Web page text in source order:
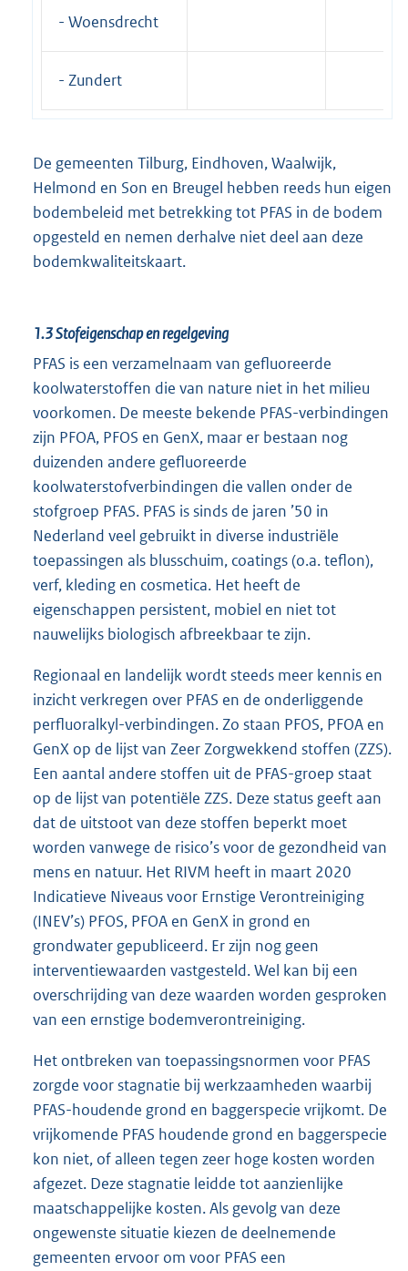
- Woensdrecht
- Zundert
De gemeenten Tilburg, Eindhoven, Waalwijk,
Helmond en Son en Breugel hebben reeds hun eigen
bodembeleid met betrekking tot PFAS in de bodem
opgesteld en nemen derhalve niet deel aan deze
bodemkwaliteitskaart.
1.3Stofeigenschap en regelgeving
PFAS is een verzamelnaam van gefluoreerde
koolwaterstoffen die van nature niet in het milieu
voorkomen. De meeste bekende PFAS-verbindingen
zijn PFOA, PFOS en GenX, maar er bestaan nog
duizenden andere gefluoreerde
koolwaterstofverbindingen die vallen onder de
stofgroep PFAS. PFAS is sinds de jaren ’50 in
Nederland veel gebruikt in diverse industriële
toepassingen als blusschuim, coatings (o.a. teflon),
verf, kleding en cosmetica. Het heeft de
eigenschappen persistent, mobiel en niet tot
nauwelijks biologisch afbreekbaar te zijn.
Regionaal en landelijk wordt steeds meer kennis en
inzicht verkregen over PFAS en de onderliggende
perfluoralkyl-verbindingen. Zo staan PFOS, PFOA en
GenX op de lijst van Zeer Zorgwekkend stoffen (ZZS).
Een aantal andere stoffen uit de PFAS-groep staat
op de lijst van potentiële ZZS. Deze status geeft aan
dat de uitstoot van deze stoffen beperkt moet
worden vanwege de risico’s voor de gezondheid van
mens en natuur. Het RIVM heeft in maart 2020
Indicatieve Niveaus voor Ernstige Verontreiniging
(INEV’s) PFOS, PFOA en GenX in grond en
grondwater gepubliceerd. Er zijn nog geen
interventiewaarden vastgesteld. Wel kan bij een
overschrijding van deze waarden worden gesproken
van een ernstige bodemverontreiniging.
Het ontbreken van toepassingsnormen voor PFAS
zorgde voor stagnatie bij werkzaamheden waarbij
PFAS-houdende grond en baggerspecie vrijkomt. De
vrijkomende PFAS houdende grond en baggerspecie
kon niet, of alleen tegen zeer hoge kosten worden
afgezet. Deze stagnatie leidde tot aanzienlijke
maatschappelijke kosten. Als gevolg van deze
ongewenste situatie kiezen de deelnemende
gemeenten ervoor om voor PFAS een